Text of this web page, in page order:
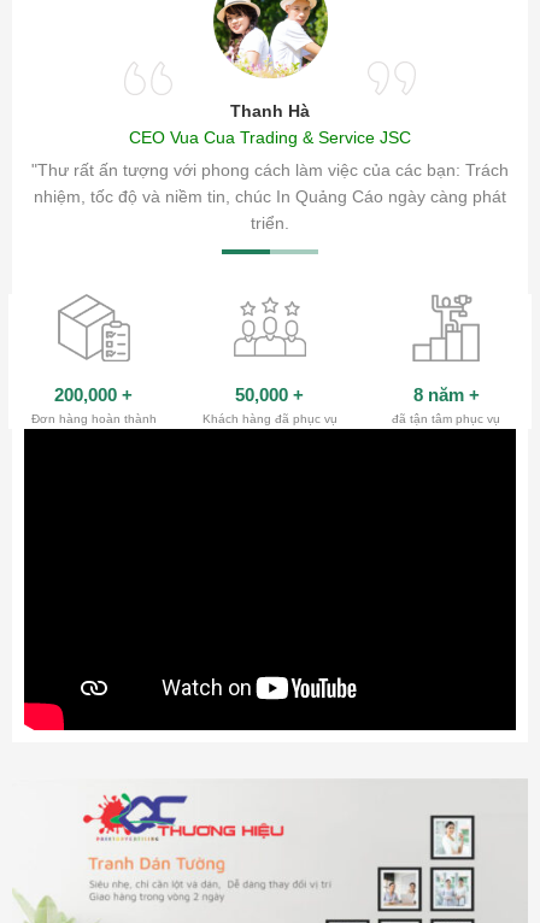
Thanh Hà
CEO Vua Cua Trading & Service JSC
"Thư rất ấn tượng với phong cách làm việc của các bạn: Trách
nhiệm, tốc độ và niềm tin, chúc In Quảng Cáo ngày càng phát
triển.
sóc
200,000 +
Đơn hàng hoàn thành
50,000 +
Khách hàng đã phục vụ
8 năm +
đã tận tâm phục vụ